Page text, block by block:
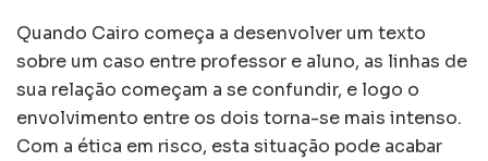
Quando Cairo começa a desenvolver um texto
sobre um caso entre professor e aluno, as linhas de
sua relação começam a se confundir, e logo o
envolvimento entre os dois torna-se mais intenso.
Com a ética em risco, esta situação pode acabar